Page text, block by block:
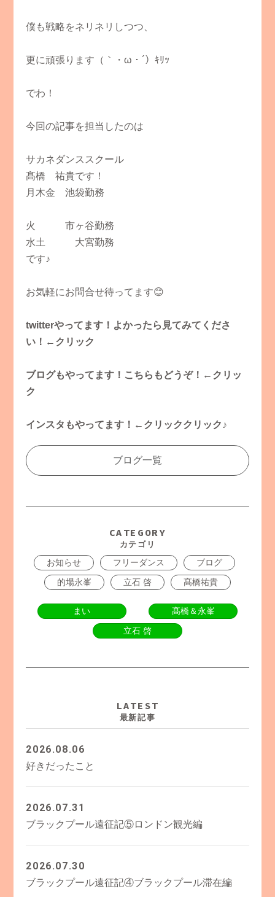
僕も戦略をネリネリしつつ、
更に頑張ります（｀・ω・´）ｷﾘｯ
でわ！
今回の記事を担当したのは
サカネダンススクール
髙橋 祐貴です！
月木金 池袋勤務
火 市ヶ谷勤務
水土 大宮勤務
です♪
お気軽にお問合せ待ってます😊
twitterやってます！よかったら見てみてくださ
い！←クリック
ブログもやってます！こちらもどうぞ！←クリッ
ク
インスタもやってます！←クリッククリック♪
ブログ一覧
CATEGORY
カテゴリ
お知らせ フリーダンス
ブログ
的場永峯
立石 啓 髙橋祐貴
まい
髙橋＆永峯
立石 啓
LATEST
最新記事
2026.08.06
好きだったこと
2026.07.31
ブラックプール遠征記⑤ロンドン観光編
2026.07.30
ブラックプール遠征記④ブラックプール滞在編